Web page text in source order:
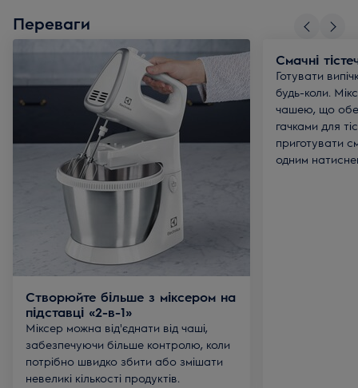
Переваги
Створюйте більше з міксером на
підставці «2-в-1»
Міксер можна від'єднати від чаші,
забезпечуючи більше контролю, коли
потрібно швидко збити або змішати
невеликі кількості продуктів.
Смачні
Готувати
будь-коли.
чашею, що
гачками для
приготувати
одним